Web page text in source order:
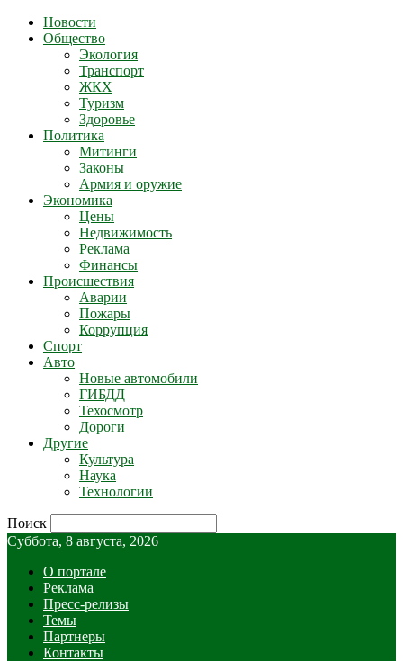
Новости
Общество
Экология
Транспорт
ЖКХ
Туризм
Здоровье
Политика
Митинги
Законы
Армия и оружие
Экономика
Цены
Недвижимость
Реклама
Финансы
Происшествия
Аварии
Пожары
Коррупция
Спорт
Авто
Новые автомобили
ГИБДД
Техосмотр
Дороги
Другие
Культура
Наука
Технологии
Поиск
Суббота, 8 августа, 2026
О портале
Реклама
Пресс-релизы
Темы
Партнеры
Контакты